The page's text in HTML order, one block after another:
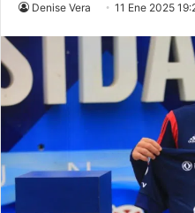
Denise Vera 11 Ene 2025